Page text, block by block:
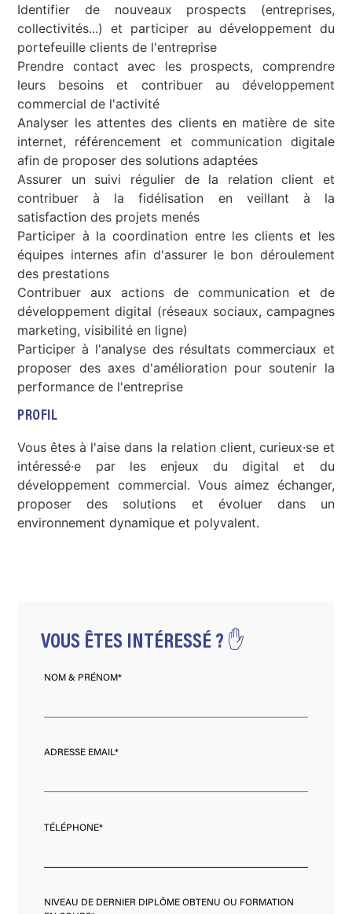
Identifier de nouveaux prospects (entreprises,
collectivités...) et participer au développement du
portefeuille clients de l'entreprise
Prendre contact avec les prospects, comprendre
leurs besoins et contribuer au développement
commercial de l'activité
Analyser les attentes des clients en matière de site
internet, référencement et communication digitale
afin de proposer des solutions adaptées
Assurer un suivi régulier de la relation client et
contribuer à la fidélisation en veillant à la
satisfaction des projets menés
Participer à la coordination entre les clients et les
équipes internes afin d'assurer le bon déroulement
des prestations
Contribuer aux actions de communication et de
développement digital (réseaux sociaux, campagnes
marketing, visibilité en ligne)
Participer à l'analyse des résultats commerciaux et
proposer des axes d'amélioration pour soutenir la
performance de l'entreprise
PROFIL
Vous êtes à l'aise dans la relation client, curieux·se et
intéressé·e par les enjeux du digital et du
développement commercial. Vous aimez échanger,
proposer des solutions et évoluer dans un
environnement dynamique et polyvalent.
VOUS ÊTES INTÉRESSÉ ? ✋
NOM & PRÉNOM*
ADRESSE EMAIL*
TÉLÉPHONE*
NIVEAU DE DERNIER DIPLÔME OBTENU OU FORMATION